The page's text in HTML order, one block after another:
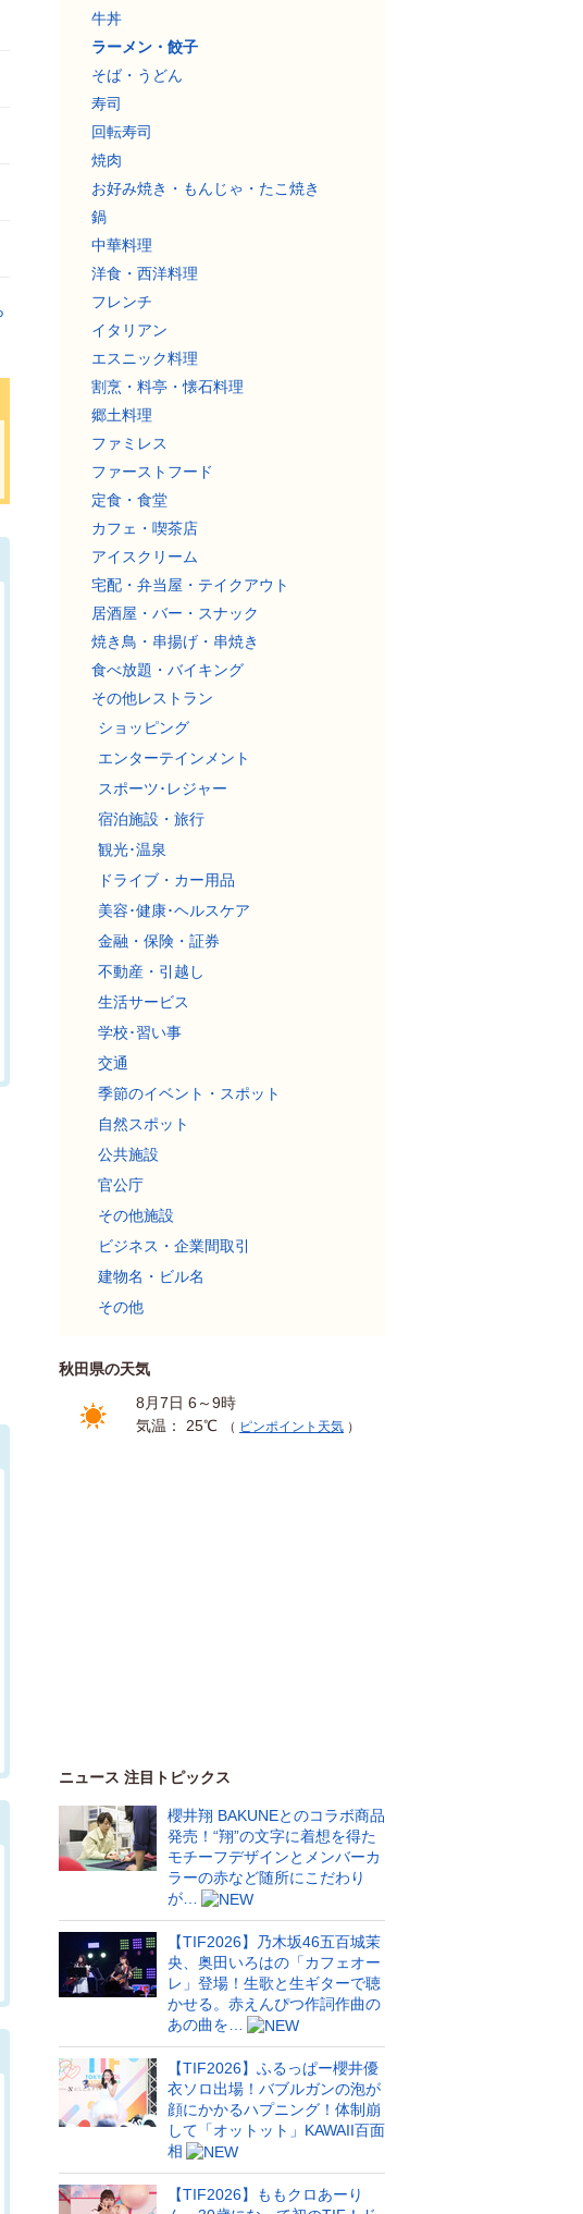
牛丼
ラーメン・餃子
そば・うどん
寿司
回転寿司
焼肉
お好み焼き・もんじゃ・たこ焼き
鍋
中華料理
洋食・西洋料理
フレンチ
イタリアン
エスニック料理
割烹・料亭・懐石料理
郷土料理
ファミレス
ファーストフード
定食・食堂
カフェ・喫茶店
アイスクリーム
宅配・弁当屋・テイクアウト
居酒屋・バー・スナック
焼き鳥・串揚げ・串焼き
食べ放題・バイキング
その他レストラン
ショッピング
エンターテインメント
スポーツ･レジャー
宿泊施設・旅行
観光･温泉
ドライブ・カー用品
美容･健康･ヘルスケア
金融・保険・証券
不動産・引越し
生活サービス
学校･習い事
交通
季節のイベント・スポット
自然スポット
公共施設
官公庁
その他施設
ビジネス・企業間取引
建物名・ビル名
その他
秋田県の天気
8月7日 6～9時
気温： 25℃
（ ピンポイント天気 ）
ニュース 注目トピックス
櫻井翔 BAKUNEとのコラボ商品
発売！“翔”の文字に着想を得た
モチーフデザインとメンバーカ
ラーの赤など随所にこだわり
が…
【TIF2026】乃木坂46五百城茉
央、奥田いろはの「カフェオー
レ」登場！生歌と生ギターで聴
かせる。赤えんぴつ作詞作曲の
あの曲を…
【TIF2026】ふるっぱー櫻井優
衣ソロ出場！バブルガンの泡が
顔にかかるハプニング！体制崩
して「オットット」KAWAII百面
相
【TIF2026】ももクロあーり